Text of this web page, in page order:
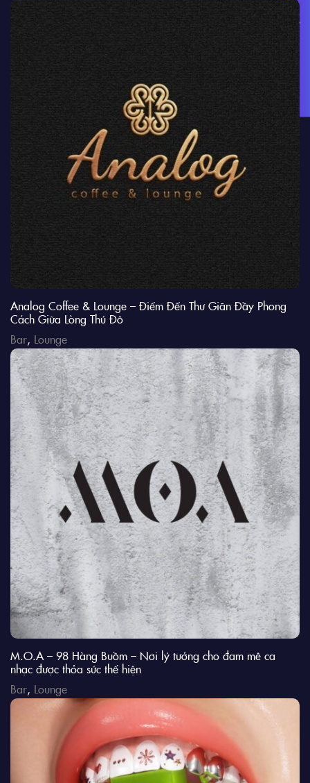
Đặt bàn ngay
Analog Coffee & Lounge – Điểm Đến Thư Giãn Đầy Phong
Cách Giữa Lòng Thủ Đô
Bar, Lounge
M.O.A – 98 Hàng Buồm – Nơi lý tưởng cho đam mê ca
nhạc được thỏa sức thể hiện
Bar, Lounge